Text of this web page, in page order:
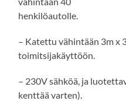
henkilöautolle.
– Katettu vähintään 3m x
toimitsijakäyttöön.
– 230V sähköä, ja
kenttää varten).